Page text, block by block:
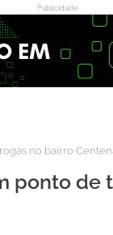
Publicidade:
:
no bairro
ponto de